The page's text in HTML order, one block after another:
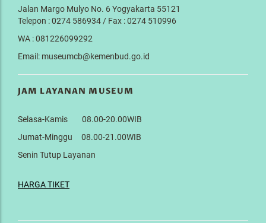
Jalan Margo Mulyo No. 6 Yogyakarta 55121
Telepon : 0274 586934 / Fax : 0274 510996
WA : 081226099292
Email: museumcb@kemenbud.go.id
JAM LAYANAN MUSEUM
Selasa-Kamis 08.00-20.00WIB
Jumat-Minggu 08.00-21.00WIB
Senin Tutup Layanan
HARGA TIKET